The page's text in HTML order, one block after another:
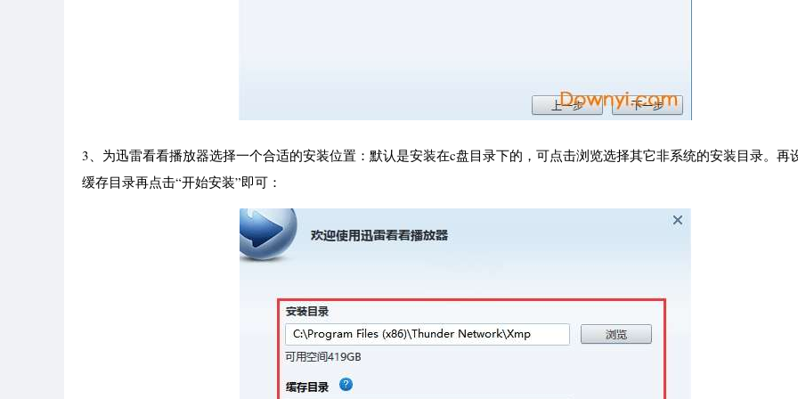
3、为迅雷看看播放器选择一个合适的安装位置：默认是安装在c盘目录下的，可点击浏览选择其它非系统的安装目录。再
缓存目录再点击“开始安装”即可：